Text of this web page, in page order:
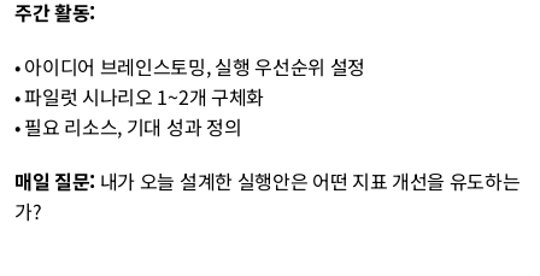
주간 활동:
• 아이디어 브레인스토밍, 실행 우선순위 설정
• 파일럿 시나리오 1~2개 구체화
• 필요 리소스, 기대 성과 정의
매일 질문: 내가 오늘 설계한 실행안은 어떤 지표 개선을 유도하는
가?